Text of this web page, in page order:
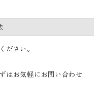
ださい。
はお気軽にお問い合わせ